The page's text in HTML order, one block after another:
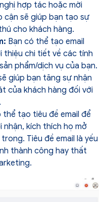
hợp tác hoặc mời
cận sẽ giúp bạn tạo sự
cho khách hàng.
Bạn có thể tạo email
thiệu chi tiết về các tính
phẩm/dịch vụ của bạn.
giúp bạn tăng sự nhận
của khách hàng đối với
thể tạo tiêu đề email để
kích thích họ mở
Tiêu đề email là yếu
thành công hay thất